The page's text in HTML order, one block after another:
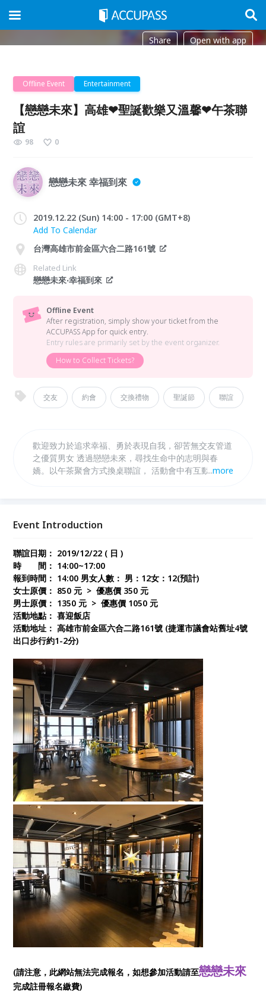
Share Open with app
Offline Event Entertainment
【戀戀未來】高雄❤聖誕歡樂又溫馨❤午茶聯
誼
98 0
戀戀未來 幸福到來
2019.12.22 (Sun) 14:00 - 17:00 (GMT+8)
Add To Calendar
台灣高雄市前金區六合二路161號
Related Link
戀戀未來‧幸福到來
Offline Event
After registration, simply show your ticket from the
ACCUPASS App for quick entry.
Entry rules are primarily set by the event organizer.
How to Collect Tickets?
交友 約會 交換禮物 聖誕節 聯誼
歡迎致力於追求幸福、勇於表現自我，卻苦無交友管道
之優質男女 透過戀戀未來，尋找生命中的志明與春
嬌。以午茶聚會方式換桌聯誼， 活動會中有互動遊
(妳)的在乎，也許今年的聖誕節是我們第一次約會的日
間，每個人都須準備，千萬別空手來歐^^
...more
Event Introduction
聯誼日期： 2019/12/22 ( 日 )
時 間： 14:00~17:00
報到時間： 14:00 男女人數： 男：12女：12(預計)
女士原價： 850 元 > 優惠價 350 元
男士原價： 1350 元 > 優惠價 1050 元
活動地點： 喜迎飯店
活動地址： 高雄市前金區六合二路161號 (捷運市議會站舊址4號
出口步行約1-2分)
(請注意，此網站無法完成報名，如想參加活動請至戀戀未來
完成註冊報名繳費)